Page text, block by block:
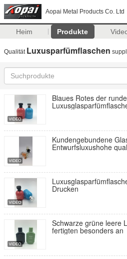
Aopai Metal Products Co. Ltd
Heim Produkte
Qualität Luxusparfümflaschen
Blaues Rotes der
Kundengebundene
Entwurfsluxushohe
Drucken
Schwarze grüne leere
fertigten besonders an